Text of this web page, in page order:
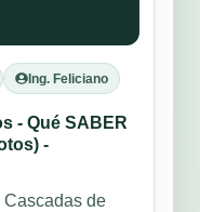
Ing. Feliciano
- Qué SABER
-
Cascadas de